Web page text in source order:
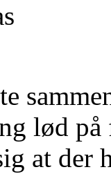
lød
at der